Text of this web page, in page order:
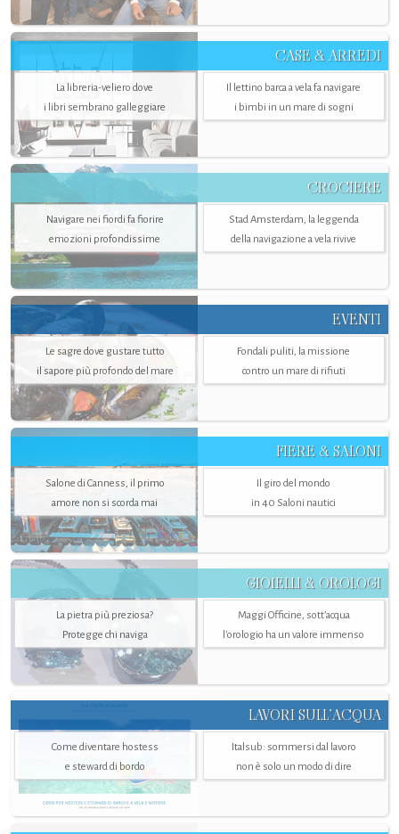
CASE & ARREDI
La libreria-veliero dove
i libri sembrano galleggiare
Il lettino barca a vela fa navigare
i bimbi in un mare di sogni
CROCIERE
Navigare nei fiordi fa fiorire
emozioni profondissime
Stad Amsterdam, la leggenda
della navigazione a vela rivive
EVENTI
Le sagre dove gustare tutto
il sapore più profondo del mare
Fondali puliti, la missione
contro un mare di rifiuti
FIERE & SALONI
Salone di Canness, il primo
amore non si scorda mai
Il giro del mondo
in 40 Saloni nautici
GIOIELLI & OROLOGI
La pietra più preziosa?
Protegge chi naviga
Maggi Officine, sott’acqua
l'orologio ha un valore immenso
LAVORI SULL’ACQUA
Come diventare hostess
e steward di bordo
Italsub: sommersi dal lavoro
non è solo un modo di dire